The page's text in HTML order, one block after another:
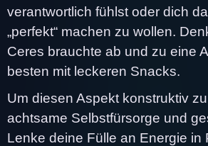
verantwortlich fühlst oder dich
„perfekt“ machen zu wollen.
Ceres brauchte ab und zu eine
besten mit leckeren Snacks.
Um diesen Aspekt konstruktiv
achtsame Selbstfürsorge und
Lenke deine Fülle an Energie in